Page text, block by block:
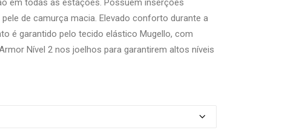
em todas as estações. Possuem inserções
de camurça macia. Elevado conforto durante a
é garantido pelo tecido elástico Mugello, com
Nível 2 nos joelhos para garantirem altos níveis